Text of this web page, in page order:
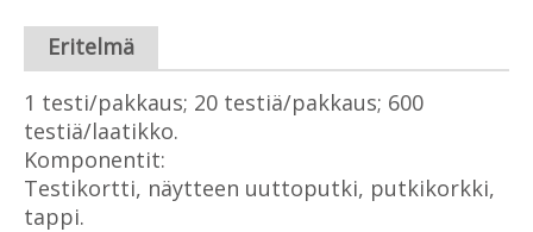
Eritelmä
1 testi/pakkaus; 20 testiä/pakkaus; 600
testiä/laatikko.
Komponentit:
Testikortti, näytteen uuttoputki, putkikorkki,
tappi.